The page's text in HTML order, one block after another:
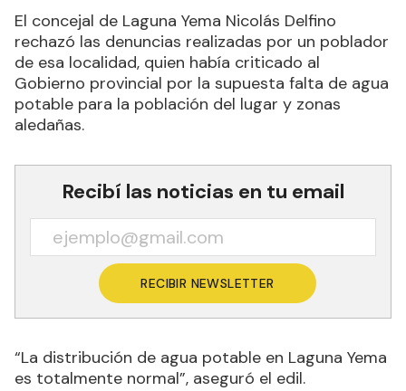
El concejal de Laguna Yema Nicolás Delfino
rechazó las denuncias realizadas por un poblador
de esa localidad, quien había criticado al
Gobierno provincial por la supuesta falta de agua
potable para la población del lugar y zonas
aledañas.
Recibí las noticias en tu email
RECIBIR NEWSLETTER
“La distribución de agua potable en Laguna Yema
es totalmente normal”, aseguró el edil.